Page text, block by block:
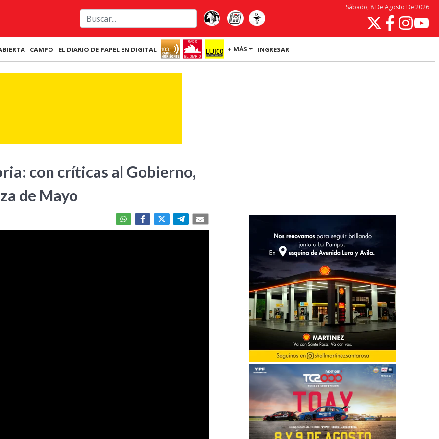
Sábado, 8 De Agosto De 2026
CAMPO EL DIARIO DE PAPEL EN DIGITAL + MÁS INGRESAR
con críticas al Gobierno,
de Mayo